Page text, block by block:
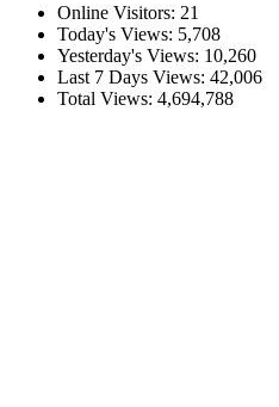
Online Visitors: 21
Today's Views: 5,708
Yesterday's Views: 10,260
Last 7 Days Views: 42,006
Total Views: 4,694,788